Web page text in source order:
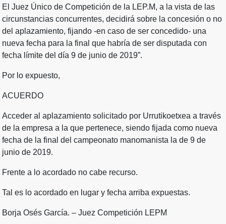
El Juez Único de Competición de la LEP.M, a la vista de las
circunstancias concurrentes, decidirá sobre la concesión o no
del aplazamiento, fijando -en caso de ser concedido- una
nueva fecha para la final que habría de ser disputada con
fecha límite del día 9 de junio de 2019”.
Por lo expuesto,
ACUERDO
Acceder al aplazamiento solicitado por Urrutikoetxea a través
de la empresa a la que pertenece, siendo fijada como nueva
fecha de la final del campeonato manomanista la de 9 de
junio de 2019.
Frente a lo acordado no cabe recurso.
Tal es lo acordado en lugar y fecha arriba expuestas.
Borja Osés García. – Juez Competición LEPM